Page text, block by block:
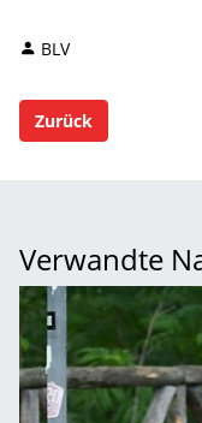
BLV
Zurück
Verwandte